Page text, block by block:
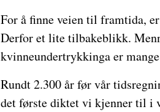
For å finne veien til framtida,
Derfor et lite tilbakeblikk.
kvinneundertrykkinga er
Rundt 2.300 år før vår
det første diktet vi kjenner til i